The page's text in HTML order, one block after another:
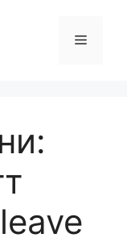
Меню